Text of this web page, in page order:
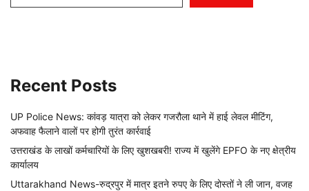
Recent Posts
UP Police News: कांवड़ यात्रा को लेकर गजरौला थाने में हाई लेवल मीटिंग,
अफवाह फैलाने वालों पर होगी तुरंत कार्रवाई
उत्तराखंड के लाखों कर्मचारियों के लिए खुशखबरी! राज्य में खुलेंगे EPFO के नए क्षेत्रीय
कार्यालय
Uttarakhand News-रुद्रपुर में मात्र इतने रुपए के लिए दोस्तों ने ली जान, वजह